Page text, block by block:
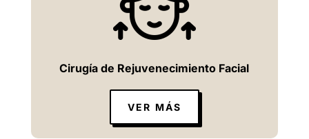
Cirugía de Rejuvenecimiento Facial
VER MÁS